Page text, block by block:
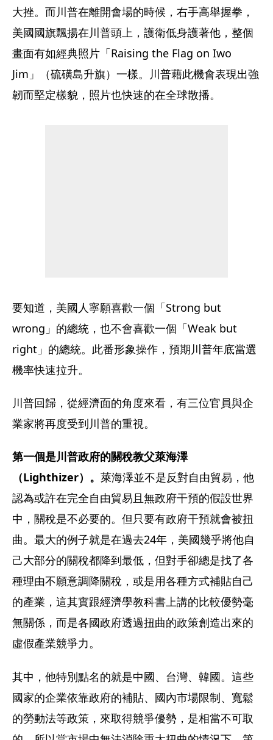
大挫。而川普在離開會場的時候，右手高舉握拳，
美國國旗飄揚在川普頭上，護衛低身護著他，整個
畫面有如經典照片「Raising the Flag on Iwo
Jim」（硫磺島升旗）一樣。川普藉此機會表現出強
韌而堅定樣貌，照片也快速的在全球散播。
要知道，美國人寧願喜歡一個「Strong but
wrong」的總統，也不會喜歡一個「Weak but
right」的總統。此番形象操作，預期川普年底當選
機率快速拉升。
川普回歸，從經濟面的角度來看，有三位官員與企
業家將再度受到川普的重視。
第一個是川普政府的關稅教父萊海澤
（Lighthizer）。 萊海澤並不是反對自由貿易，他
認為或許在完全自由貿易且無政府干預的假設世界
中，關稅是不必要的。但只要有政府干預就會被扭
曲。最大的例子就是在過去24年，美國幾乎將他自
己大部分的關稅都降到最低，但對手卻總是找了各
種理由不願意調降關稅，或是用各種方式補貼自己
的產業，這其實跟經濟學教科書上講的比較優勢毫
無關係，而是各國政府透過扭曲的政策創造出來的
虛假產業競爭力。
其中，他特別點名的就是中國、台灣、韓國。這些
國家的企業依靠政府的補貼、國內市場限制、寬鬆
的勞動法等政策，來取得競爭優勢，是相當不可取